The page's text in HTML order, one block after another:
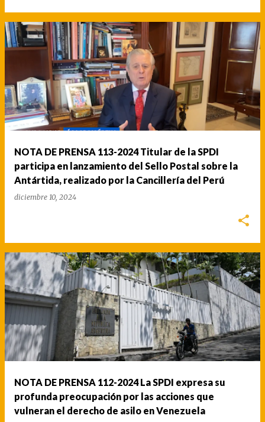
NOTA DE PRENSA 113-2024 Titular de la SPDI
participa en lanzamiento del Sello Postal sobre la
Antártida, realizado por la Cancillería del Perú
diciembre 10, 2024
NOTA DE PRENSA 112-2024 La SPDI expresa su
profunda preocupación por las acciones que
vulneran el derecho de asilo en Venezuela